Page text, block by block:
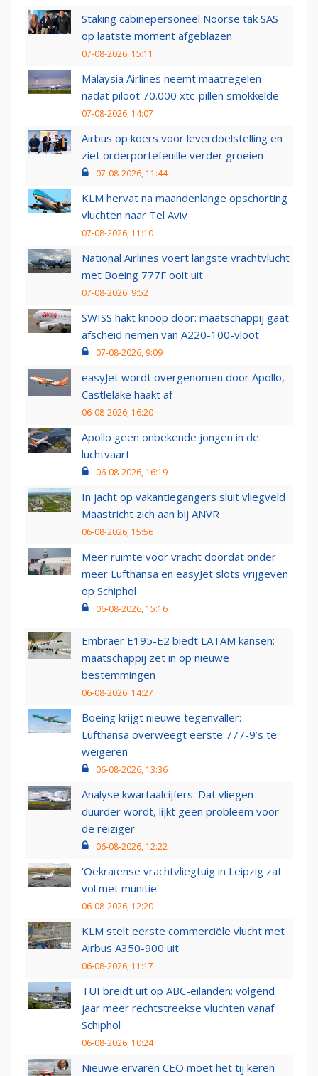
Staking cabinepersoneel Noorse tak SAS
op laatste moment afgeblazen
07-08-2026, 15:11
Malaysia Airlines neemt maatregelen
nadat piloot 70.000 xtc-pillen smokkelde
07-08-2026, 14:07
Airbus op koers voor leverdoelstelling en
ziet orderportefeuille verder groeien
07-08-2026, 11:44
KLM hervat na maandenlange opschorting
vluchten naar Tel Aviv
07-08-2026, 11:10
National Airlines voert langste vrachtvlucht
met Boeing 777F ooit uit
07-08-2026, 9:52
SWISS hakt knoop door: maatschappij gaat
afscheid nemen van A220-100-vloot
07-08-2026, 9:09
easyJet wordt overgenomen door Apollo,
Castlelake haakt af
06-08-2026, 16:20
Apollo geen onbekende jongen in de
luchtvaart
06-08-2026, 16:19
In jacht op vakantiegangers sluit vliegveld
Maastricht zich aan bij ANVR
06-08-2026, 15:56
Meer ruimte voor vracht doordat onder
meer Lufthansa en easyJet slots vrijgeven
op Schiphol
06-08-2026, 15:16
Embraer E195-E2 biedt LATAM kansen:
maatschappij zet in op nieuwe
bestemmingen
06-08-2026, 14:27
Boeing krijgt nieuwe tegenvaller:
Lufthansa overweegt eerste 777-9’s te
weigeren
06-08-2026, 13:36
Analyse kwartaalcijfers: Dat vliegen
duurder wordt, lijkt geen probleem voor
de reiziger
06-08-2026, 12:22
'Oekraïense vrachtvliegtuig in Leipzig zat
vol met munitie'
06-08-2026, 12:20
KLM stelt eerste commerciële vlucht met
Airbus A350-900 uit
06-08-2026, 11:17
TUI breidt uit op ABC-eilanden: volgend
jaar meer rechtstreekse vluchten vanaf
Schiphol
06-08-2026, 10:24
Nieuwe ervaren CEO moet het tij keren